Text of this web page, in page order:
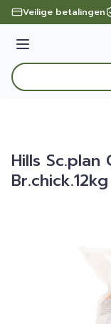
Ga naar de inhoud
Veilige betalingen
Menu
Product, merk,
Hills
Br.chick.12kg